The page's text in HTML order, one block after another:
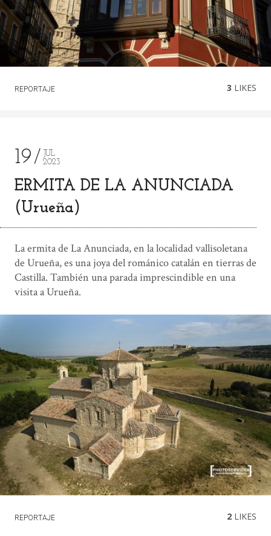
REPORTAJE 3 LIKES
19
JUL
2023
ERMITA DE LA ANUNCIADA
(Urueña)
La ermita de La Anunciada, en la localidad vallisoletana
de Urueña, es una joya del románico catalán en tierras de
Castilla. También una parada imprescindible en una
visita a Urueña.
REPORTAJE 2 LIKES